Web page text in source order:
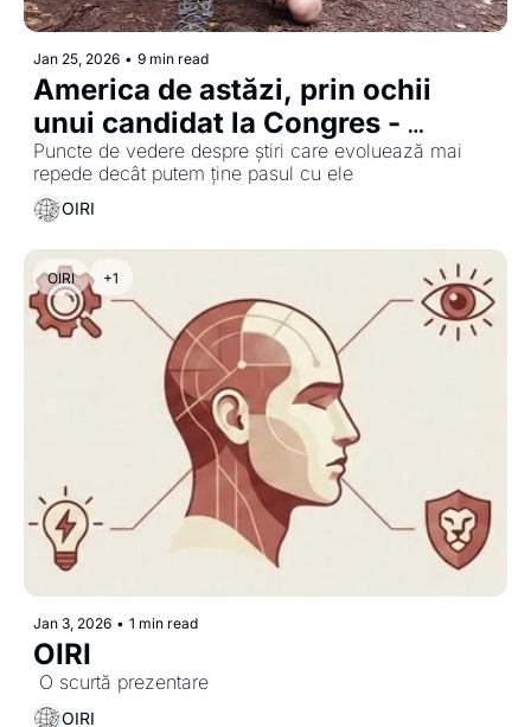
Jan 25, 2026 • 9 min read
America de astăzi, prin ochii
unui candidat la Congres -
Robert Tracinski
Puncte de vedere despre știri care evoluează mai
repede decât putem ține pasul cu ele
OIRI
OIRI +1
Jan 3, 2026 • 1 min read
O scurtă prezentare
OIRI